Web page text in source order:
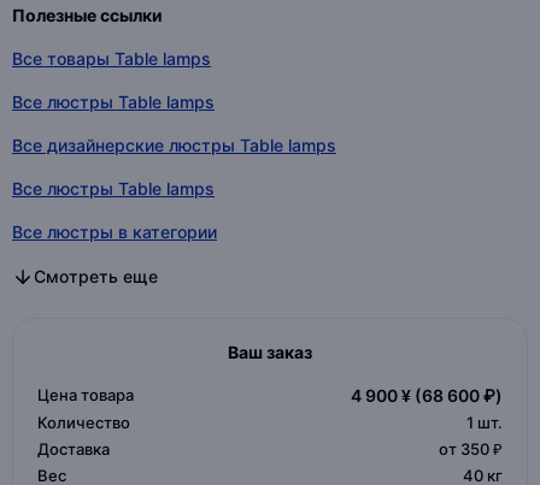
Полезные ссылки
Все товары Table lamps
Все люстры Table lamps
Все дизайнерские люстры Table lamps
Все люстры Table lamps
Все люстры в категории
Все дизайнерские люстры в категории
Все люстры в категории
Смотреть еще
Ваш заказ
Цена товара 4 900 ¥ (68 600 ₽)
Количество 1 шт.
Доставка
от 350 ₽
Вес
40 кг